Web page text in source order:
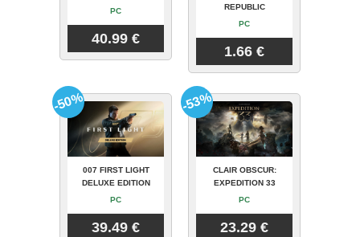
PC
40.99 €
REPUBLIC
PC
1.66 €
007 FIRST LIGHT
DELUXE EDITION
PC
39.49 €
-50%
CLAIR OBSCUR:
EXPEDITION 33
PC
23.29 €
-53%